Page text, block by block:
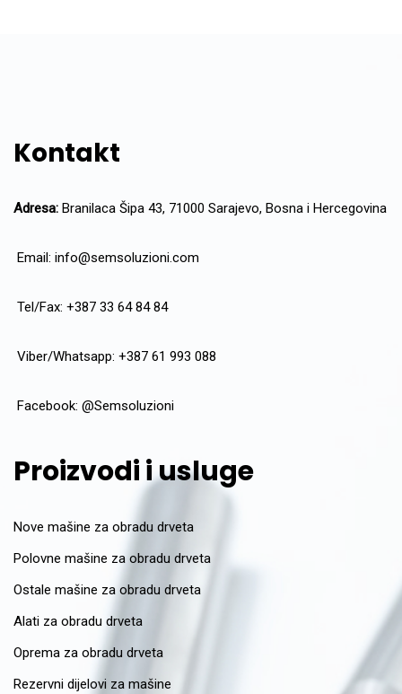
Kontakt
Adresa: Branilaca Šipa 43, 71000 Sarajevo, Bosna i Hercegovina
Email: info@semsoluzioni.com
Tel/Fax: +387 33 64 84 84
Viber/Whatsapp: +387 61 993 088
Facebook: @Semsoluzioni
Proizvodi i usluge
Nove mašine za obradu drveta
Polovne mašine za obradu drveta
Ostale mašine za obradu drveta
Alati za obradu drveta
Oprema za obradu drveta
Rezervni dijelovi za mašine